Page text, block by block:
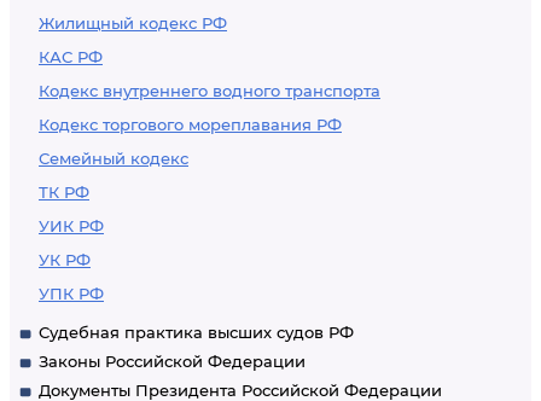
Жилищный кодекс РФ
КАС РФ
Кодекс внутреннего водного транспорта
Кодекс торгового мореплавания РФ
Семейный кодекс
ТК РФ
УИК РФ
УК РФ
УПК РФ
Судебная практика высших судов РФ
Законы Российской Федерации
Документы Президента Российской Федерации